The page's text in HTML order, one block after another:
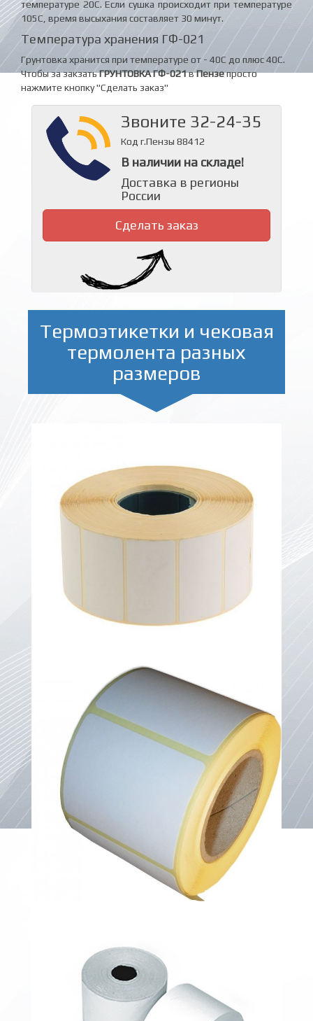
температуре 20С. Если сушка происходит при температуре
105С, время высыхания составляет 30 минут.
Температура хранения ГФ-021
Грунтовка хранится при температуре от - 40С до плюс 40С.
Чтобы за закзатьГРУНТОВКА ГФ-021вПензепросто
нажмите кнопку "Сделать заказ"
Звоните 32-24-35
Код г.Пензы 88412
В наличии на складе!
Доставка в регионы
России
Сделать заказ
Термоэтикетки и чековая
термолента разных
размеров